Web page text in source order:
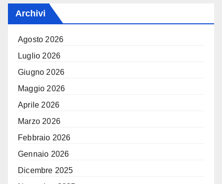
Archivi
Agosto 2026
Luglio 2026
Giugno 2026
Maggio 2026
Aprile 2026
Marzo 2026
Febbraio 2026
Gennaio 2026
Dicembre 2025